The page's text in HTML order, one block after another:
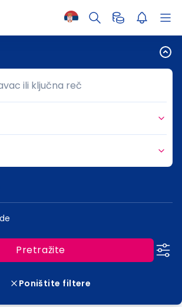
ili ključna reč
ili ključna reč
Pretražite
Poništite filtere